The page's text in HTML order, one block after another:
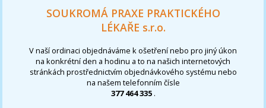
SOUKROMÁ PRAXE PRAKTICKÉHO
LÉKAŘE s.r.o.
V naší ordinaci objednáváme k ošetření nebo pro jiný úkon
na konkrétní den a hodinu a to na našich internetových
stránkách prostřednictvím objednávkového systému nebo
na našem telefonním čísle
377 464 335 .